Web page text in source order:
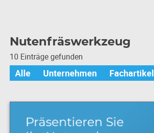
Nutenfräswerkzeug
10 Einträge gefunden
Alle Unternehmen Fachartikel